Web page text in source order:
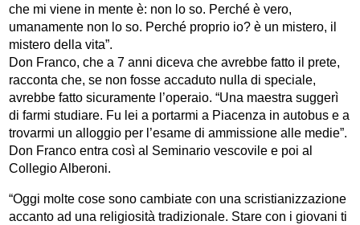
che mi viene in mente è: non lo so. Perché è vero,
umanamente non lo so. Perché proprio io? è un mistero, il
mistero della vita”.
Don Franco, che a 7 anni diceva che avrebbe fatto il prete,
racconta che, se non fosse accaduto nulla di speciale,
avrebbe fatto sicuramente l’operaio. “Una maestra suggerì
di farmi studiare. Fu lei a portarmi a Piacenza in autobus e a
trovarmi un alloggio per l’esame di ammissione alle medie”.
Don Franco entra così al Seminario vescovile e poi al
Collegio Alberoni.
“Oggi molte cose sono cambiate con una scristianizzazione
accanto ad una religiosità tradizionale. Stare con i giovani ti